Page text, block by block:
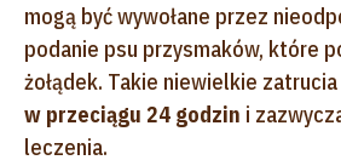
mogą być wywołane przez
podanie psu przysmaków, które
żołądek. Takie niewielkie zatrucia
w przeciągu 24 godzin i
leczenia.